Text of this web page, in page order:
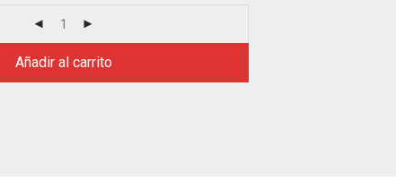
Añadir al carrito